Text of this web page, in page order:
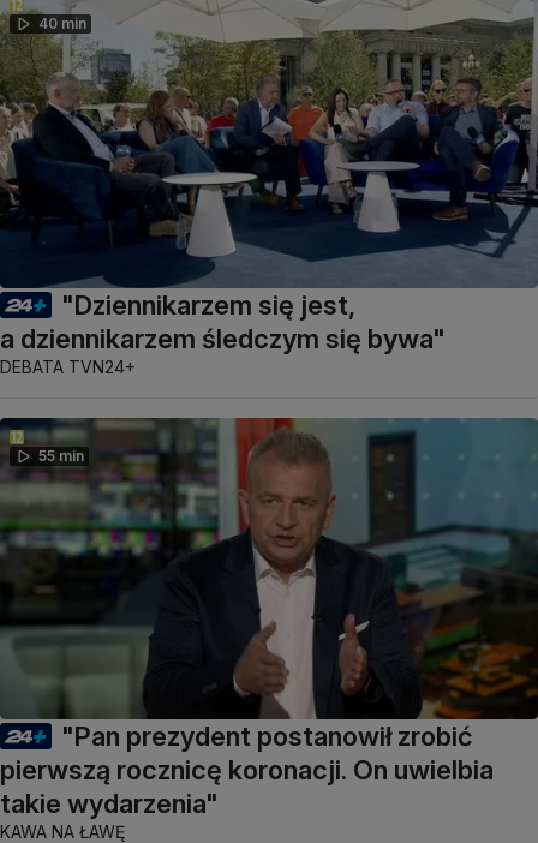
40 min
"Dziennikarzem się jest,
a dziennikarzem śledczym się bywa"
DEBATA TVN24+
55 min
"Pan prezydent postanowił zrobić
pierwszą rocznicę koronacji. On uwielbia
takie wydarzenia"
KAWA NA ŁAWĘ